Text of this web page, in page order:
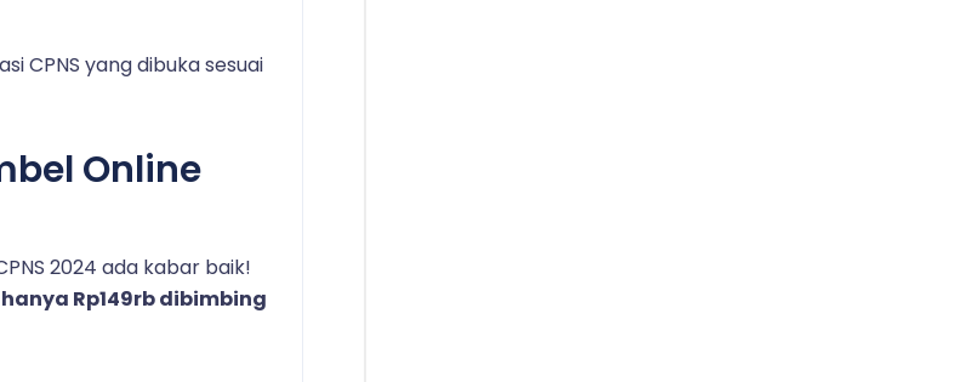
CPNS yang dibuka sesuai
Online
2024 ada kabar baik!
Rp149rb dibimbing